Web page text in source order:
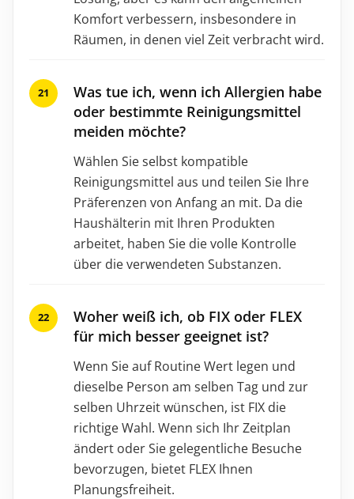
Komfort verbessern, insbesondere in
Räumen, in denen viel Zeit verbracht wird.
Was tue ich, wenn ich Allergien habe
oder bestimmte Reinigungsmittel
meiden möchte?
Wählen Sie selbst kompatible
Reinigungsmittel aus und teilen Sie Ihre
Präferenzen von Anfang an mit. Da die
Haushälterin mit Ihren Produkten
arbeitet, haben Sie die volle Kontrolle
über die verwendeten Substanzen.
Woher weiß ich, ob FIX oder FLEX
für mich besser geeignet ist?
Wenn Sie auf Routine Wert legen und
dieselbe Person am selben Tag und zur
selben Uhrzeit wünschen, ist FIX die
richtige Wahl. Wenn sich Ihr Zeitplan
ändert oder Sie gelegentliche Besuche
bevorzugen, bietet FLEX Ihnen
Planungsfreiheit.